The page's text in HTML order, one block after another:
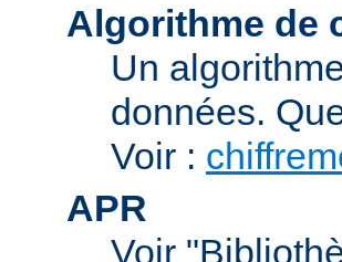
Algorithme de
Un
données.
Voir :
APR
Voir